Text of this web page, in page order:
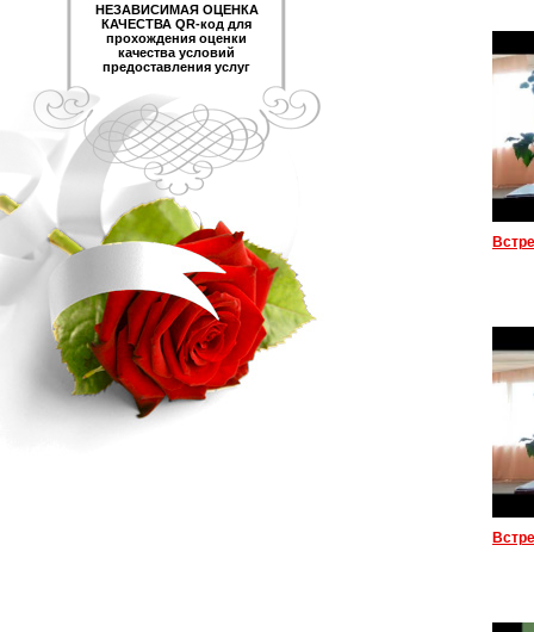
НЕЗАВИСИМАЯ ОЦЕНКА
КАЧЕСТВА QR-код для
прохождения оценки
качества условий
предоставления услуг